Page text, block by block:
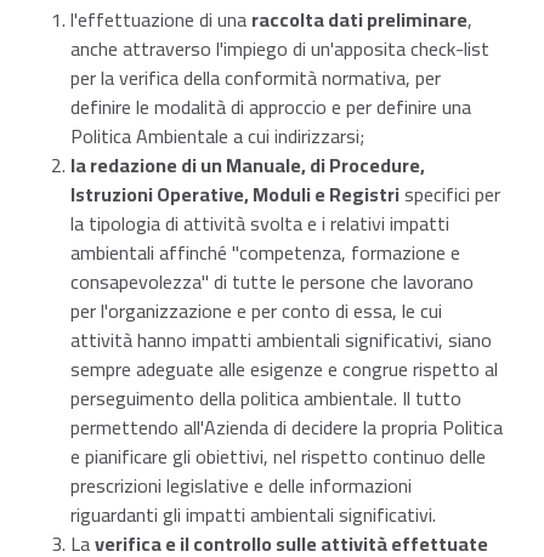
l'effettuazione di unaraccolta dati preliminare,
anche attraverso l'impiego di un'apposita check-list
per la verifica della conformità normativa, per
definire le modalità di approccio e per definire una
Politica Ambientale a cui indirizzarsi;
la redazione di un Manuale, di Procedure,
Istruzioni Operative, Moduli e Registrispecifici per
la tipologia di attività svolta e i relativi impatti
ambientali affinché "competenza, formazione e
consapevolezza" di tutte le persone che lavorano
per l'organizzazione e per conto di essa, le cui
attività hanno impatti ambientali significativi, siano
sempre adeguate alle esigenze e congrue rispetto al
perseguimento della politica ambientale. Il tutto
permettendo all'Azienda di decidere la propria Politica
e pianificare gli obiettivi, nel rispetto continuo delle
prescrizioni legislative e delle informazioni
riguardanti gli impatti ambientali significativi.
Laverifica e il controllo sulle attività effettuate